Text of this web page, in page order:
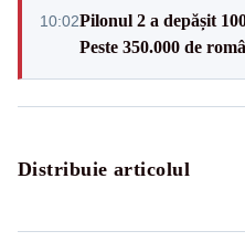
10:02Pilonul 2 a depășit
Peste 350.000 de
Distribuie articolul